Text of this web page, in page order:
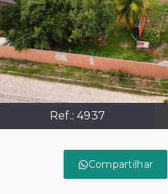
Ref.: 4937
Compartilhar